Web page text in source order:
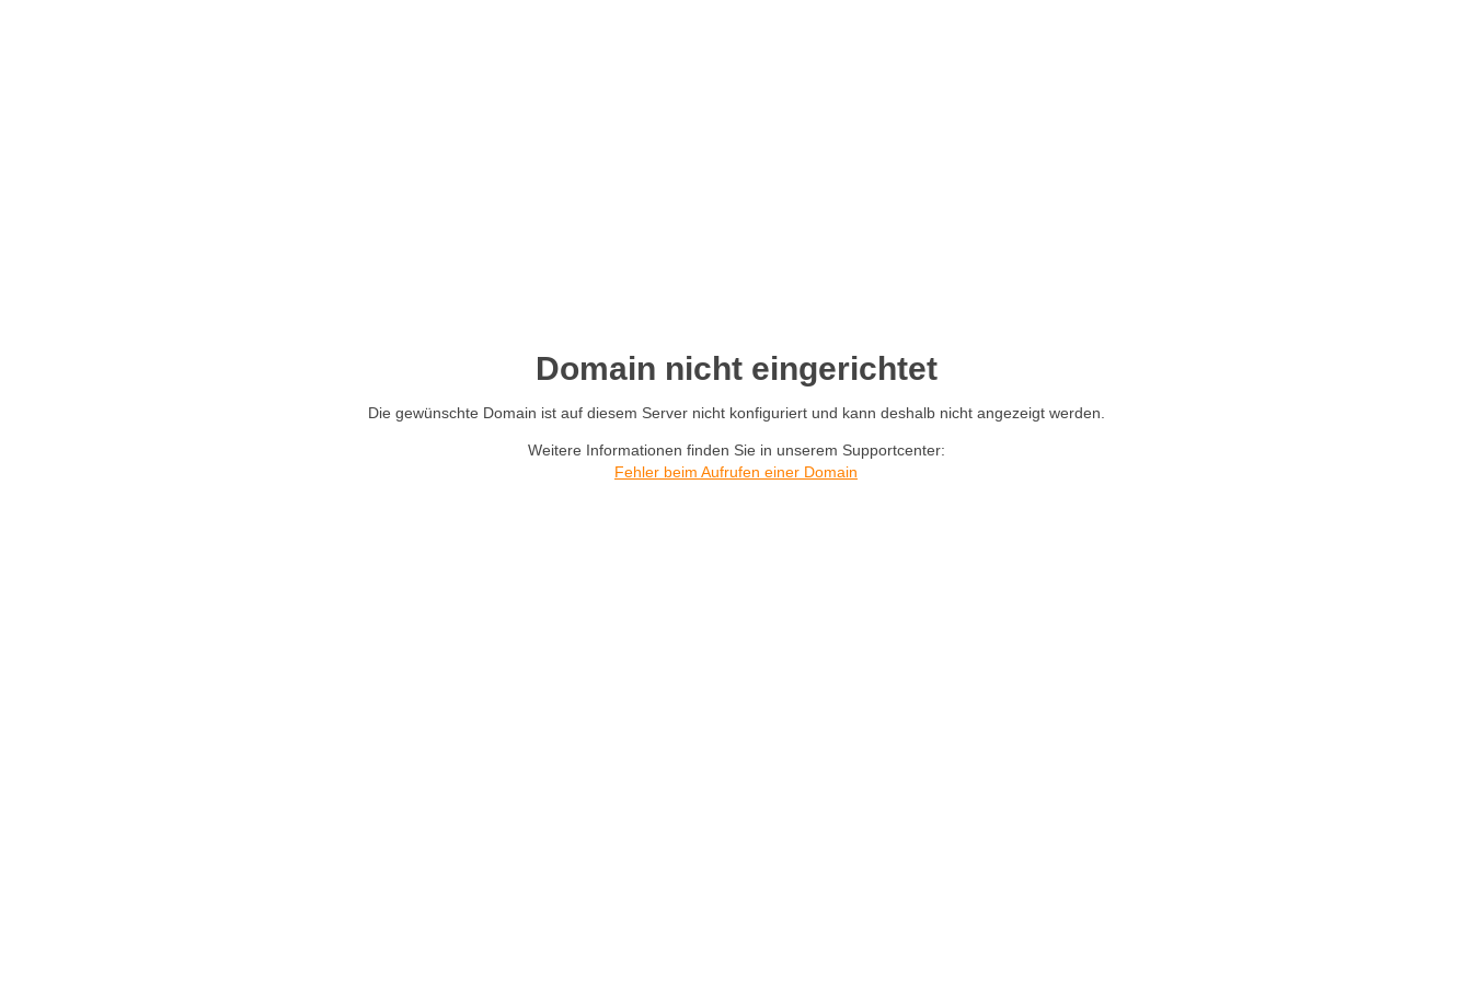
Domain nicht eingerichtet
Die gewünschte Domain ist auf diesem Server nicht konfiguriert und kann deshalb nicht angezeigt werden.
Weitere Informationen finden Sie in unserem Supportcenter:
Fehler beim Aufrufen einer Domain